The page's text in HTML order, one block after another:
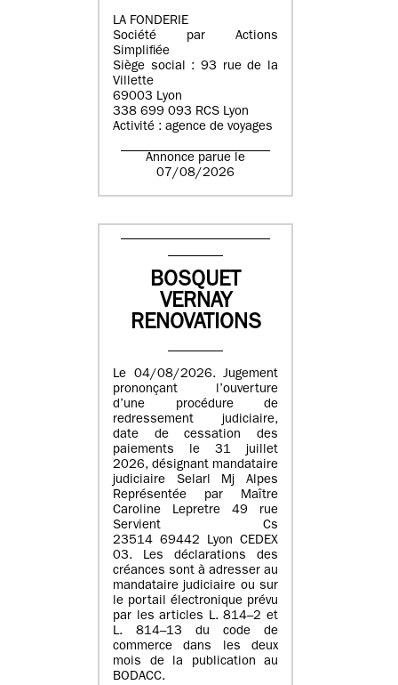
LA FONDERIE
Société par Actions
Simplifiée
Siège social : 93 rue de la
Villette
69003 Lyon
338 699 093 RCS Lyon
Activité : agence de voyages
Annonce parue le
07/08/2026
BOSQUET
VERNAY
RENOVATIONS
Le 04/08/2026. Jugement
prononçant l’ouverture
d’une procédure de
redressement judiciaire,
date de cessation des
paiements le 31 juillet
2026, désignant mandataire
judiciaire Selarl Mj Alpes
Représentée par Maître
Caroline Lepretre 49 rue
Servient Cs
23514 69442 Lyon CEDEX
03. Les déclarations des
créances sont à adresser au
mandataire judiciaire ou sur
le portail électronique prévu
par les articles L. 814–2 et
L. 814–13 du code de
commerce dans les deux
mois de la publication au
BODACC.